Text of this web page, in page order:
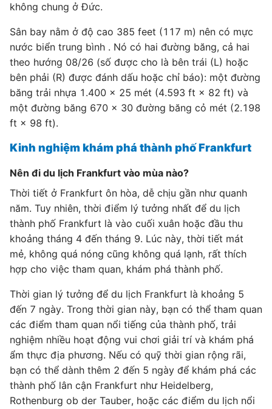
không chung ở Đức.
Sân bay nằm ở độ cao 385 feet (117 m) nên có mực
nước biển trung bình . Nó có hai đường băng, cả hai
theo hướng 08/26 (số được cho là bên trái (L) hoặc
bên phải (R) được đánh dấu hoặc chỉ báo): một đường
băng trải nhựa 1.400 x 25 mét (4.593 ft × 82 ft) và
một đường băng 670 x 30 đường băng cỏ mét (2.198
ft × 98 ft).
Kinh nghiệm khám phá thành phố Frankfurt
Nên đi du lịch Frankfurt vào mùa nào?
Thời tiết ở Frankfurt ôn hòa, dễ chịu gần như quanh
năm. Tuy nhiên, thời điểm lý tưởng nhất để du lịch
thành phố Frankfurt là vào cuối xuân hoặc đầu thu
khoảng tháng 4 đến tháng 9. Lúc này, thời tiết mát
mẻ, không quá nóng cũng không quá lạnh, rất thích
hợp cho việc tham quan, khám phá thành phố.
Thời gian lý tưởng để du lịch Frankfurt là khoảng 5
đến 7 ngày. Trong thời gian này, bạn có thể tham quan
các điểm tham quan nổi tiếng của thành phố, trải
nghiệm nhiều hoạt động vui chơi giải trí và khám phá
ẩm thực địa phương. Nếu có quỹ thời gian rộng rãi,
bạn có thể dành thêm 2 đến 5 ngày để khám phá các
thành phố lân cận Frankfurt như Heidelberg,
Rothenburg ob der Tauber, hoặc các điểm du lịch nổi